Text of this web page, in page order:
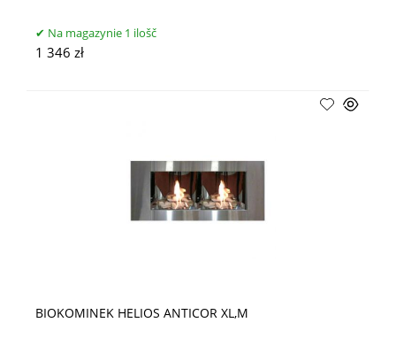
Na magazynie 1 ilošč
1 346 zł
BIOKOMINEK HELIOS ANTICOR XL,M